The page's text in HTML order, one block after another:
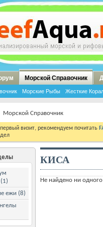
Морской Справочник
Морские Рыбы Жесткие
Морской Справочник
визит, рекомендуем почитать
ежи (8)
КИСА
Не найдено ни